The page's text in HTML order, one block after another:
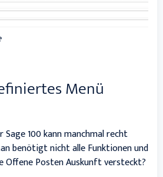
Menü
100 kann manchmal recht
benötigt nicht alle Funktionen und
Offene Posten Auskunft versteckt?